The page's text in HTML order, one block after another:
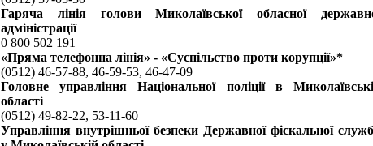
Гаряча лінія голови Миколаївської обласної
адміністрації
0 800 502 191
«Пряма телефонна лінія» - «Суспільство проти корупції»*
(0512) 46-57-88, 46-59-53, 46-47-09
Головне управління Національної поліції в
області
(0512) 49-82-22, 53-11-60
Управління внутрішньої безпеки Державної фіскальної